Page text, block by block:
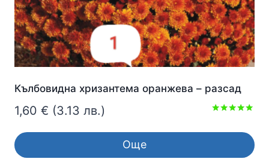
Кълбовидна хризантема оранжева – разсад
1,60 € (3.13 лв.)
Още